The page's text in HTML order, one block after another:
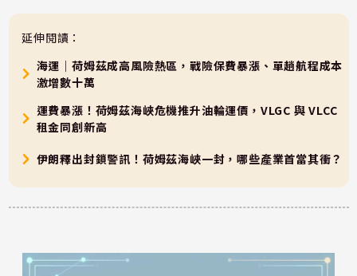
延伸閱讀：
海運｜荷姆茲成高風險熱區，戰險保費暴漲、單趟航程成本
激增數十萬
運費暴漲！荷姆茲海峽危機推升油輪運價，VLGC 與 VLCC
租金同創新高
伊朗釋出封鎖警訊！荷姆茲海峽一封，哪些產業首當其衝？